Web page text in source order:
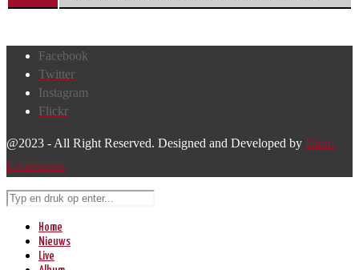
Facebook
Twitter
Instagram
Flickr
@2023 - All Right Reserved. Designed and Developed by Harm
Lourenssen
Home
Nieuws
Live